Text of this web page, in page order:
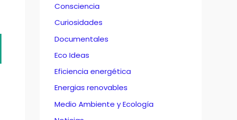
Consciencia
Curiosidades
Documentales
Eco Ideas
Eficiencia energética
Energias renovables
Medio Ambiente y Ecología